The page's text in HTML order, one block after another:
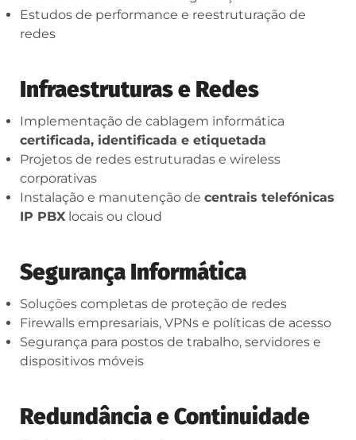
Estudos de performance e reestruturação de
redes
Infraestruturas e Redes
Implementação de cablagem informática
certificada, identificada e etiquetada
Projetos de redes estruturadas e wireless
corporativas
Instalação e manutenção de centrais telefónicas
IP PBX locais ou cloud
Segurança Informática
Soluções completas de proteção de redes
Firewalls empresariais, VPNs e políticas de acesso
Segurança para postos de trabalho, servidores e
dispositivos móveis
Redundância e Continuidade